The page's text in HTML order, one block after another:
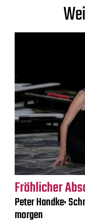
Fröhlicher
Peter Handke:
morgen